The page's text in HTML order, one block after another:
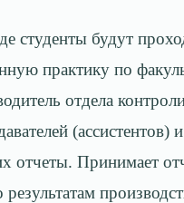
студенты будут
практику по
отдела
(ассистентов) и
отчеты. Принимает